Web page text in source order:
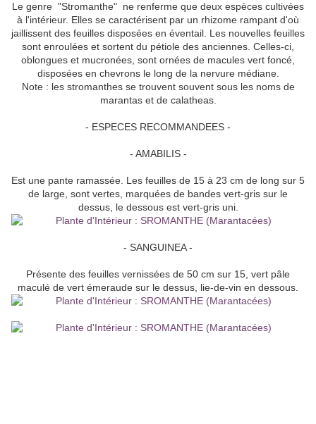
Le genre "Stromanthe" ne renferme que deux espèces cultivées
à l'intérieur. Elles se caractérisent par un rhizome rampant d'où
jaillissent des feuilles disposées en éventail. Les nouvelles feuilles
sont enroulées et sortent du pétiole des anciennes. Celles-ci,
oblongues et mucronées, sont ornées de macules vert foncé,
disposées en chevrons le long de la nervure médiane.
Note : les stromanthes se trouvent souvent sous les noms de
marantas et de calatheas.
- ESPECES RECOMMANDEES -
- AMABILIS -
Est une pante ramassée. Les feuilles de 15 à 23 cm de long sur 5
de large, sont vertes, marquées de bandes vert-gris sur le
dessus, le dessous est vert-gris uni.
- SANGUINEA -
Présente des feuilles vernissées de 50 cm sur 15, vert pâle
maculé de vert émeraude sur le dessus, lie-de-vin en dessous.